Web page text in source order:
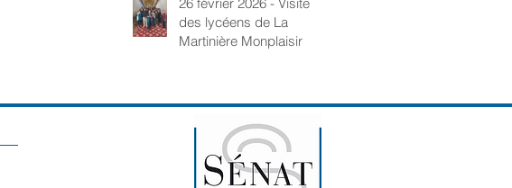
des lycéens de La
Martinière Monplaisir